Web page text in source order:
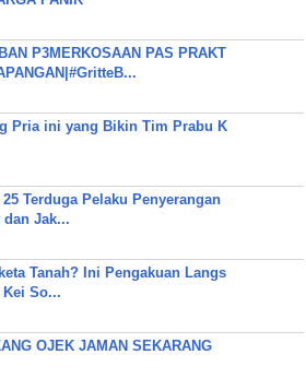
P3MERKOSAAN PAS PRAKT
Pria ini yang Bikin Tim Prabu K
Terduga Pelaku Penyerangan
dan Jak...
Tanah? Ini Pengakuan Langs
So...
OJEK JAMAN SEKARANG